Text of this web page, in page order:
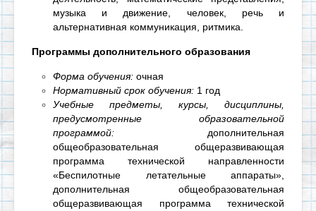
музыка и движение, человек, речь и
альтернативная коммуникация, ритмика.
Программы дополнительного образования
Форма обучения: очная
Нормативный срок обучения: 1 год
Учебные предметы, курсы, дисциплины,
предусмотренные образовательной
программой: дополнительная
общеобразовательная общеразвивающая
программа технической направленности
«Беспилотные летательные аппараты»,
дополнительная общеобразовательная
общеразвивающая программа технической